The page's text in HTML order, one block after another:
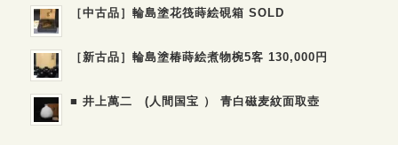
［中古品］輪島塗花筏蒔絵硯箱 SOLD
［新古品］輪島塗椿蒔絵煮物椀5客 130,000円
■ 井上萬二 (人間国宝 ） 青白磁麦紋面取壺